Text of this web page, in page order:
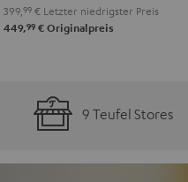
Set"
Schwarz
Set"
Weiß
399, 99 € Letzter niedrigster Preis
449,99 € Originalpreis
9 Teufel Stores